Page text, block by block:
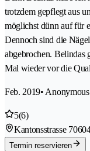
trotzdem gepflegt aus
möglichst dünn auf für
Dennoch sind die
abgebrochen. Belindas
Mal wieder vor die
Feb. 2019•
5(6)
Kantonsstrasse 70
Termin reservieren